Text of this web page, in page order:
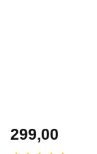
299,00